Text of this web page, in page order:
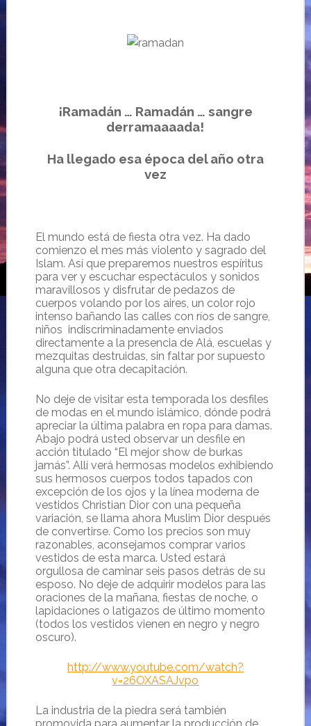
¡Ramadán … Ramadán … sangre
derramaaaada!
Ha llegado esa época del año otra
vez
El mundo está de fiesta otra vez. Ha dado
comienzo el mes más violento y sagrado del
Islam. Así que preparemos nuestros espíritus
para ver y escuchar espectáculos y sonidos
maravillosos y disfrutar de pedazos de
cuerpos volando por los aires, un color rojo
intenso bañando las calles con ríos de sangre,
niños indiscriminadamente enviados
directamente a la presencia de Alá, escuelas y
mezquitas destruidas, sin faltar por supuesto
alguna que otra decapitación.
No deje de visitar esta temporada los desfiles
de modas en el mundo islámico, dónde podrá
apreciar la última palabra en ropa para damas.
Abajo podrá usted observar un desfile en
acción titulado “El mejor show de burkas
jamás”. Allí verá hermosas modelos exhibiendo
sus hermosos cuerpos todos tapados con
excepción de los ojos y la línea moderna de
vestidos Christian Dior con una pequeña
variación, se llama ahora Muslim Dior después
de convertirse. Como los precios son muy
razonables, aconsejamos comprar varios
vestidos de esta marca. Usted estará
orgullosa de caminar seis pasos detrás de su
esposo. No deje de adquirir modelos para las
oraciones de la mañana, fiestas de noche, o
lapidaciones o latigazos de último momento
(todos los vestidos vienen en negro y negro
oscuro).
http://www.youtube.com/watch?
v=26OXASAJvpo
La industria de la piedra será también